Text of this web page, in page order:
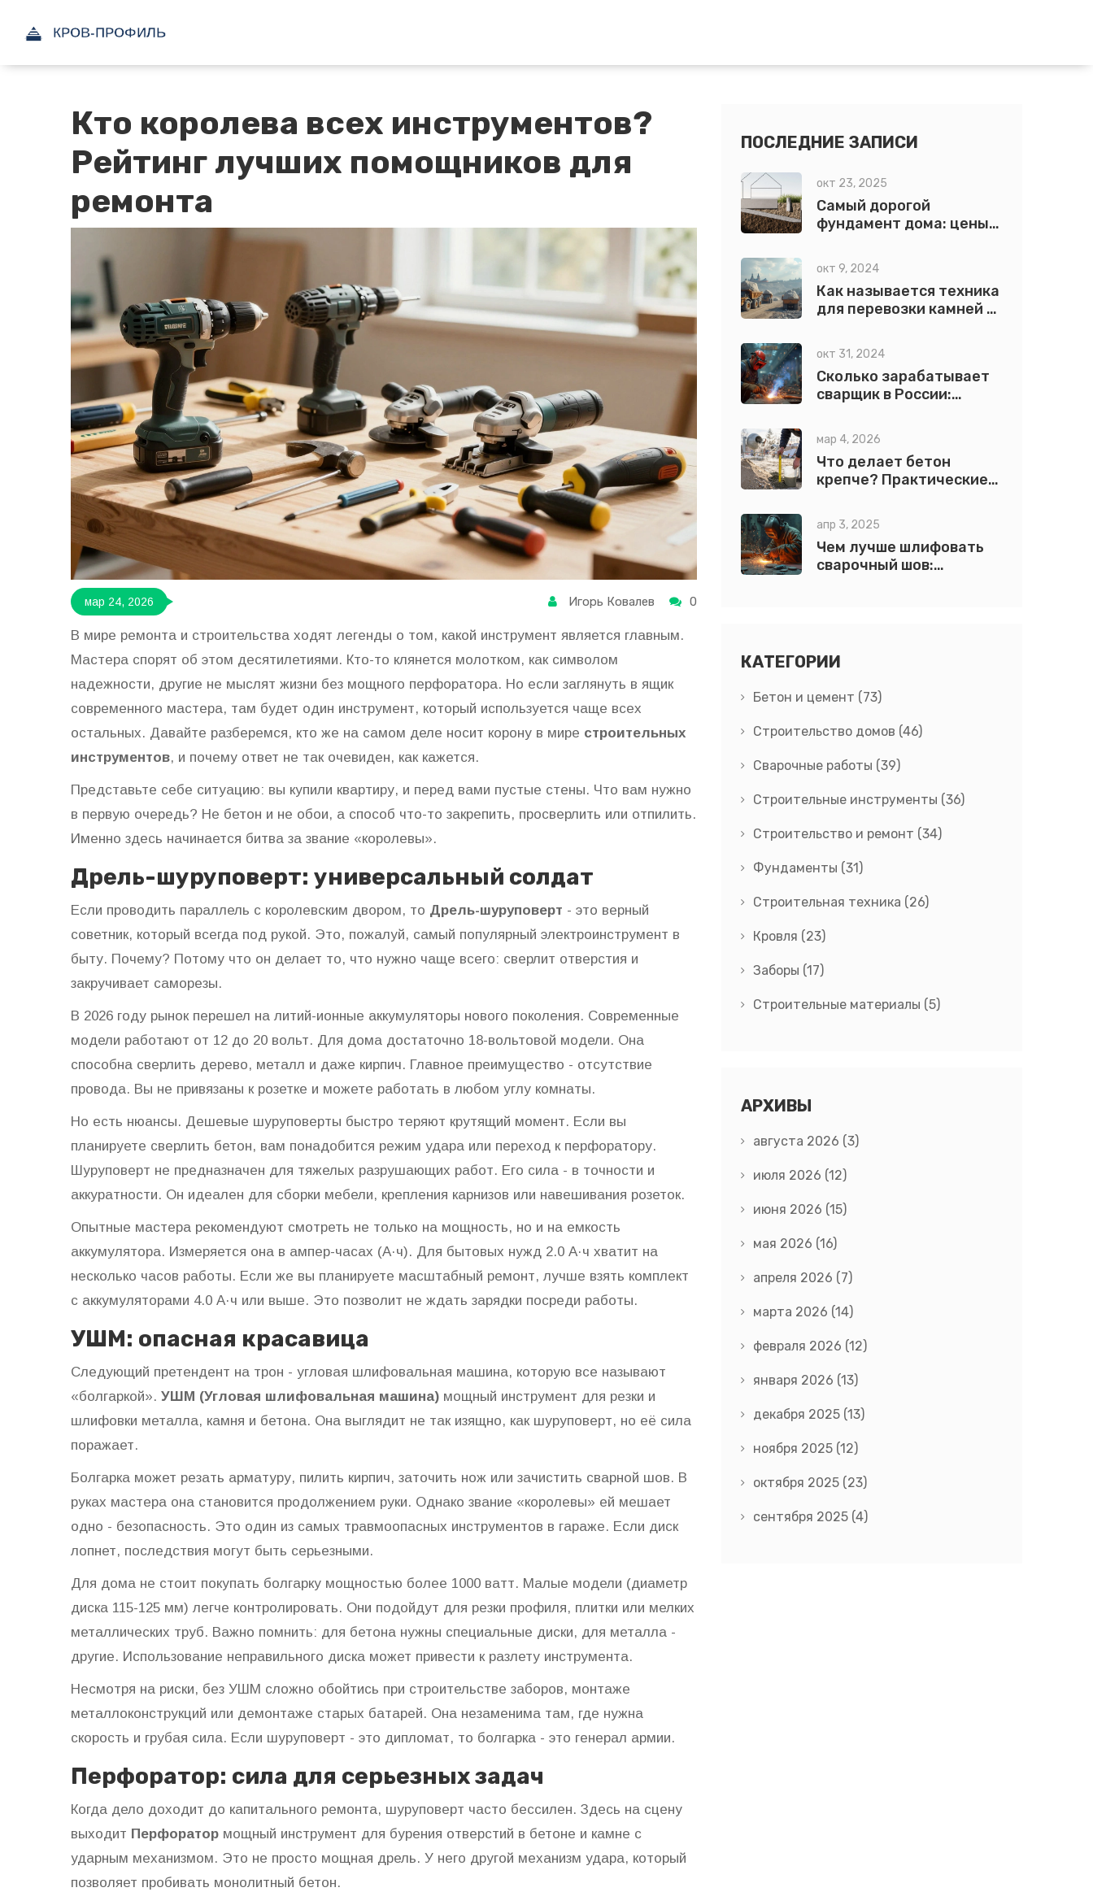
Кто королева всех инструментов?
Рейтинг лучших помощников для
ремонта
мар 24, 2026 Игорь Ковалев 0
В мире ремонта и строительства ходят легенды о том, какой инструмент является главным.
Мастера спорят об этом десятилетиями. Кто-то клянется молотком, как символом
надежности, другие не мыслят жизни без мощного перфоратора. Но если заглянуть в ящик
современного мастера, там будет один инструмент, который используется чаще всех
остальных. Давайте разберемся, кто же на самом деле носит корону в мире строительных
инструментов, и почему ответ не так очевиден, как кажется.
Представьте себе ситуацию: вы купили квартиру, и перед вами пустые стены. Что вам нужно
в первую очередь? Не бетон и не обои, а способ что-то закрепить, просверлить или отпилить.
Именно здесь начинается битва за звание «королевы».
Дрель-шуруповерт: универсальный солдат
Если проводить параллель с королевским двором, то Дрель-шуруповерт - это верный
советник, который всегда под рукой. Это, пожалуй, самый популярный электроинструмент в
быту. Почему? Потому что он делает то, что нужно чаще всего: сверлит отверстия и
закручивает саморезы.
В 2026 году рынок перешел на литий-ионные аккумуляторы нового поколения. Современные
модели работают от 12 до 20 вольт. Для дома достаточно 18-вольтовой модели. Она
способна сверлить дерево, металл и даже кирпич. Главное преимущество - отсутствие
провода. Вы не привязаны к розетке и можете работать в любом углу комнаты.
Но есть нюансы. Дешевые шуруповерты быстро теряют крутящий момент. Если вы
планируете сверлить бетон, вам понадобится режим удара или переход к перфоратору.
Шуруповерт не предназначен для тяжелых разрушающих работ. Его сила - в точности и
аккуратности. Он идеален для сборки мебели, крепления карнизов или навешивания розеток.
Опытные мастера рекомендуют смотреть не только на мощность, но и на емкость
аккумулятора. Измеряется она в ампер-часах (А·ч). Для бытовых нужд 2.0 А·ч хватит на
несколько часов работы. Если же вы планируете масштабный ремонт, лучше взять комплект
с аккумуляторами 4.0 А·ч или выше. Это позволит не ждать зарядки посреди работы.
УШМ: опасная красавица
Следующий претендент на трон - угловая шлифовальная машина, которую все называют
«болгаркой». УШМ (Угловая шлифовальная машина) мощный инструмент для резки и
шлифовки металла, камня и бетона. Она выглядит не так изящно, как шуруповерт, но её сила
поражает.
Болгарка может резать арматуру, пилить кирпич, заточить нож или зачистить сварной шов. В
руках мастера она становится продолжением руки. Однако звание «королевы» ей мешает
одно - безопасность. Это один из самых травмоопасных инструментов в гараже. Если диск
лопнет, последствия могут быть серьезными.
Для дома не стоит покупать болгарку мощностью более 1000 ватт. Малые модели (диаметр
диска 115-125 мм) легче контролировать. Они подойдут для резки профиля, плитки или мелких
металлических труб. Важно помнить: для бетона нужны специальные диски, для металла -
другие. Использование неправильного диска может привести к разлету инструмента.
Несмотря на риски, без УШМ сложно обойтись при строительстве заборов, монтаже
металлоконструкций или демонтаже старых батарей. Она незаменима там, где нужна
скорость и грубая сила. Если шуруповерт - это дипломат, то болгарка - это генерал армии.
Перфоратор: сила для серьезных задач
Когда дело доходит до капитального ремонта, шуруповерт часто бессилен. Здесь на сцену
выходит Перфоратор мощный инструмент для бурения отверстий в бетоне и камне с
ударным механизмом. Это не просто мощная дрель. У него другой механизм удара, который
позволяет пробивать монолитный бетон.
ПОСЛЕДНИЕ ЗАПИСИ
окт 23, 2025
Самый дорогой
фундамент дома: цены,
окт 9, 2024
Как называется техника
для перевозки камней в
окт 31, 2024
Сколько зарабатывает
сварщик в России:
месячной зарплате
мар 4, 2026
Что делает бетон
крепче? Практические
прочность бетона
апр 3, 2025
Чем лучше шлифовать
сварочный шов:
КАТЕГОРИИ
Бетон и цемент (73)
Строительство домов (46)
Сварочные работы (39)
Строительные инструменты (36)
Строительство и ремонт (34)
Фундаменты (31)
Строительная техника (26)
Кровля (23)
Заборы (17)
Строительные материалы (5)
АРХИВЫ
августа 2026 (3)
июля 2026 (12)
июня 2026 (15)
мая 2026 (16)
апреля 2026 (7)
марта 2026 (14)
февраля 2026 (12)
января 2026 (13)
декабря 2025 (13)
ноября 2025 (12)
октября 2025 (23)
сентября 2025 (4)